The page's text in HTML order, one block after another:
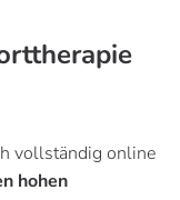
vollständig online
hohen